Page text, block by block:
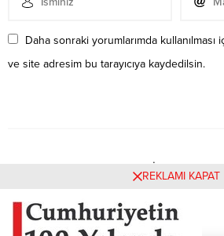
Daha sonraki yorumlarımda kullanılması
ve site adresim bu tarayıcıya kaydedilsin.
Henüz yorum yapılmamış. İlk yorumu
aracılığıyla siz yapabilirsiniz.REKLAMI KAPAT